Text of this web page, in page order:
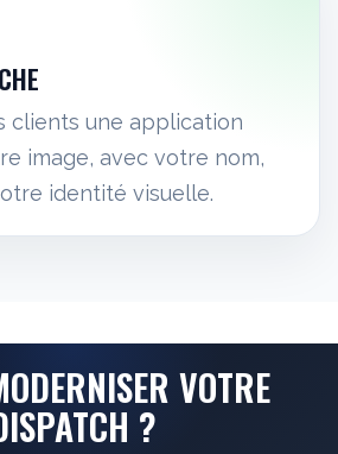
clients une application
image, avec votre nom,
identité visuelle.
VOTRE
?